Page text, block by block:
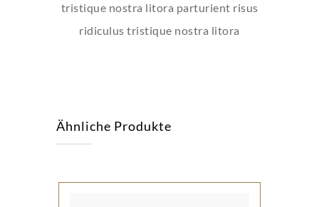
tristique nostra litora parturient risus
ridiculus tristique nostra litora
Ähnliche Produkte